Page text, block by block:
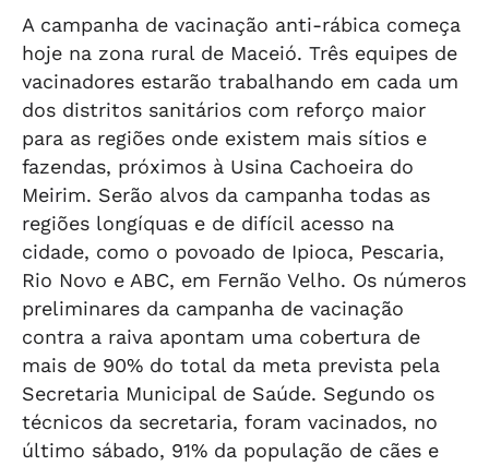
A campanha de vacinação anti-rábica começa
hoje na zona rural de Maceió. Três equipes de
vacinadores estarão trabalhando em cada um
dos distritos sanitários com reforço maior
para as regiões onde existem mais sítios e
fazendas, próximos à Usina Cachoeira do
Meirim. Serão alvos da campanha todas as
regiões longíquas e de difícil acesso na
cidade, como o povoado de Ipioca, Pescaria,
Rio Novo e ABC, em Fernão Velho. Os números
preliminares da campanha de vacinação
contra a raiva apontam uma cobertura de
mais de 90% do total da meta prevista pela
Secretaria Municipal de Saúde. Segundo os
técnicos da secretaria, foram vacinados, no
último sábado, 91% da população de cães e